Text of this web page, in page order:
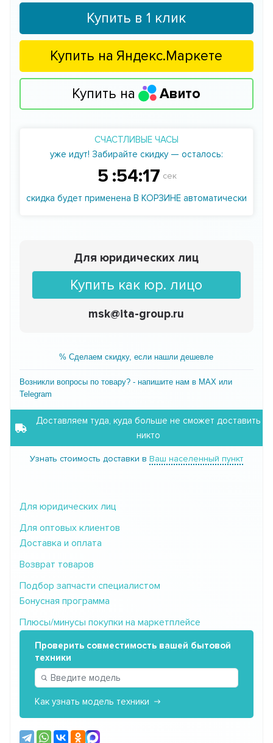
Купить в 1 клик
Купить на Яндекс.Маркете
Купить на Авито
СЧАСТЛИВЫЕ ЧАСЫ
уже идут! Забирайте скидку — осталось:
5 :54:17 сек
скидка будет применена В КОРЗИНЕ автоматически
Для юридических лиц
Купить как юр. лицо
msk@ita-group.ru
% Сделаем скидку, если нашли дешевле
Возникли вопросы по товару? - напишите нам в MAX или
Telegram
Доставляем туда, куда больше не сможет доставить
никто
Узнать стоимость доставки в Ваш населенный пункт
Для юридических лиц
Для оптовых клиентов
Доставка и оплата
Возврат товаров
Подбор запчасти специалистом
Бонусная программа
Плюсы/минусы покупки на маркетплейсе
Проверить совместимость вашей бытовой
техники
Как узнать модель техники